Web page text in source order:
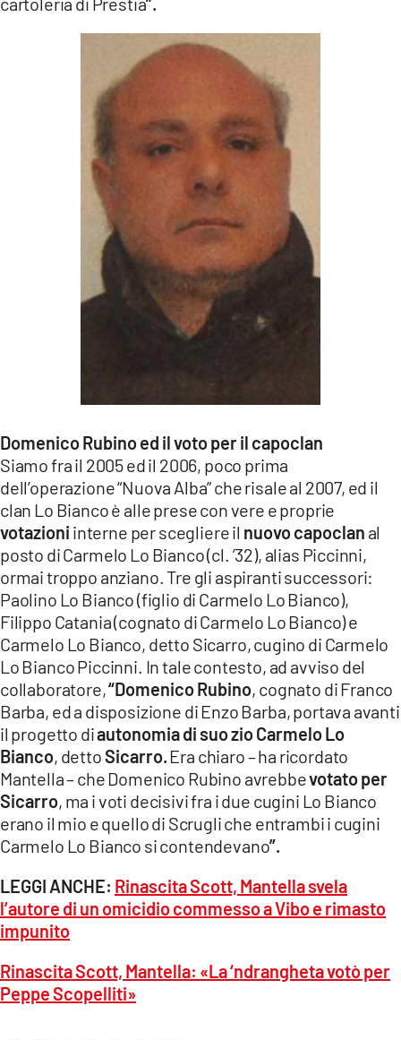
Domenico Rubino ed il voto per il capoclan
Siamo fra il 2005 ed il 2006, poco prima
dell’operazione “Nuova Alba” che risale al 2007, ed il
clan Lo Bianco è alle prese con vere e proprie
votazioni interne per scegliere il nuovo capoclan al
posto di Carmelo Lo Bianco (cl. ’32), alias Piccinni,
ormai troppo anziano. Tre gli aspiranti successori:
Paolino Lo Bianco (figlio di Carmelo Lo Bianco),
Filippo Catania (cognato di Carmelo Lo Bianco) e
Carmelo Lo Bianco, detto Sicarro, cugino di Carmelo
Lo Bianco Piccinni. In tale contesto, ad avviso del
collaboratore,“Domenico Rubino, cognato di Franco
Barba, ed a disposizione di Enzo Barba, portava avanti
il progetto diautonomia di suo zio Carmelo Lo
Bianco, dettoSicarro.Era chiaro – ha ricordato
Mantella – che Domenico Rubino avrebbevotato per
Sicarro, ma i voti decisivi fra i due cugini Lo Bianco
erano il mio e quello di Scrugli che entrambi i cugini
Carmelo Lo Bianco si contendevano”.
LEGGI ANCHE: Rinascita Scott, Mantella svela
l’autore di un omicidio commesso a Vibo e rimasto
impunito
Rinascita Scott, Mantella: «La ‘ndrangheta votò per
Peppe Scopelliti»